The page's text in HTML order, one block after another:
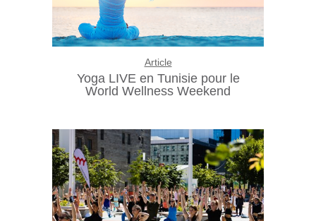
Article
Yoga LIVE en Tunisie pour le
World Wellness Weekend